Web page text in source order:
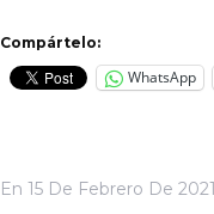
Compártelo:
WhatsApp
En 15 De Febrero De 2021